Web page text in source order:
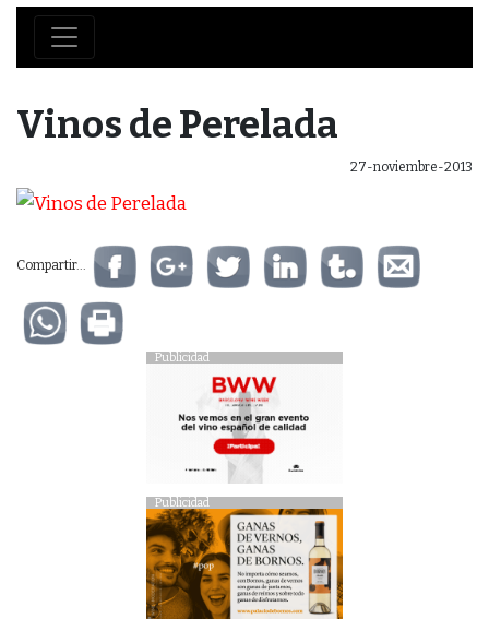
Vinos de Perelada
27-noviembre-2013
Compartir...
Publicidad
Publicidad